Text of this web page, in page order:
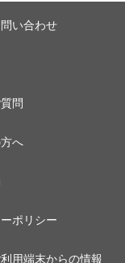
い合わせ
問
へ
ポリシー
用端末からの情報